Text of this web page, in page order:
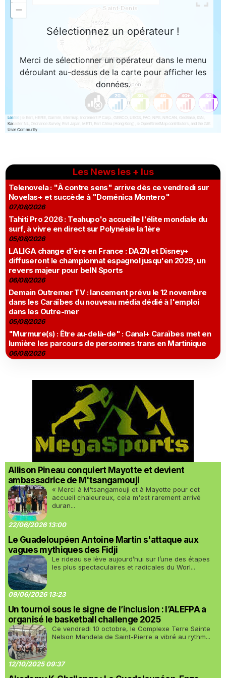
Les News les + lus
Telenovela : "À contre sens" arrive dès ce vendredi sur
Novelas+ et succède à "Doménica Montero"
07/08/2026
Tahiti Pro 2026 : Teahupo'o accueille l'élite mondiale du
surf, à vivre en direct sur Polynésie la 1ère
05/08/2026
LALIGA change d'ère en France : DAZN et Disney+
diffuseront le championnat espagnol jusqu'en 2029, un
revers majeur pour beIN Sports
06/08/2026
Demain Outremer TV : lancement prévu le 12 novembre
dans les Caraïbes du nouveau média dédié à l'emploi
dans les Outre-mer
05/08/2026
"Murmure(s) : Être au-delà-de" : Canal+ Caraïbes met en
lumière les parcours de personnes trans en Martinique
06/08/2026
Allison Pineau conquiert Mayotte et devient
ambassadrice de M'tsangamouji
« Merci à M'tsangamouji et à Mayotte pour cet
accueil chaleureux, cela m'est rarement arrivé
duran...
22/06/2026 13:00
Le Guadeloupéen Antoine Martin s'attaque aux
vagues mythiques des Fidji
Le rideau se lève aujourd’hui sur l’une des étapes
les plus spectaculaires et radicales du Worl...
09/06/2026 13:23
Un tournoi sous le signe de l’inclusion : l’ALEFPA a
organisé le basketball challenge 2025
Ce vendredi 10 octobre, le Complexe Terre Sainte
Nelson Mandela de Saint-Pierre a vibré au rythm...
12/10/2025 09:37